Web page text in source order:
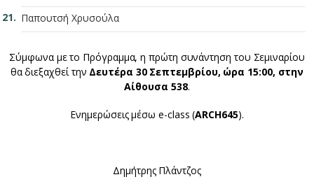
Παπουτσή Χρυσούλα
Σύμφωνα με το Πρόγραμμα, η πρώτη συνάντηση του Σεμιναρίου
θα διεξαχθεί την Δευτέρα 30 Σεπτεμβρίου, ώρα 15:00, στην
Αίθουσα 538.
Ενημερώσεις μέσω e-class (ARCH645).
Δημήτρης Πλάντζος